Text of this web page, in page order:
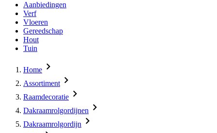
Aanbiedingen
Verf
Vloeren
Gereedschap
Hout
Tuin
Home
Assortiment
Raamdecoratie
Dakraamrolgordijnen
Dakraamrolgordijn